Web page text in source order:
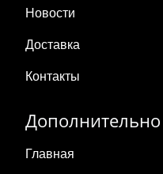
Новости
Доставка
Контакты
Дополнительно
Главная